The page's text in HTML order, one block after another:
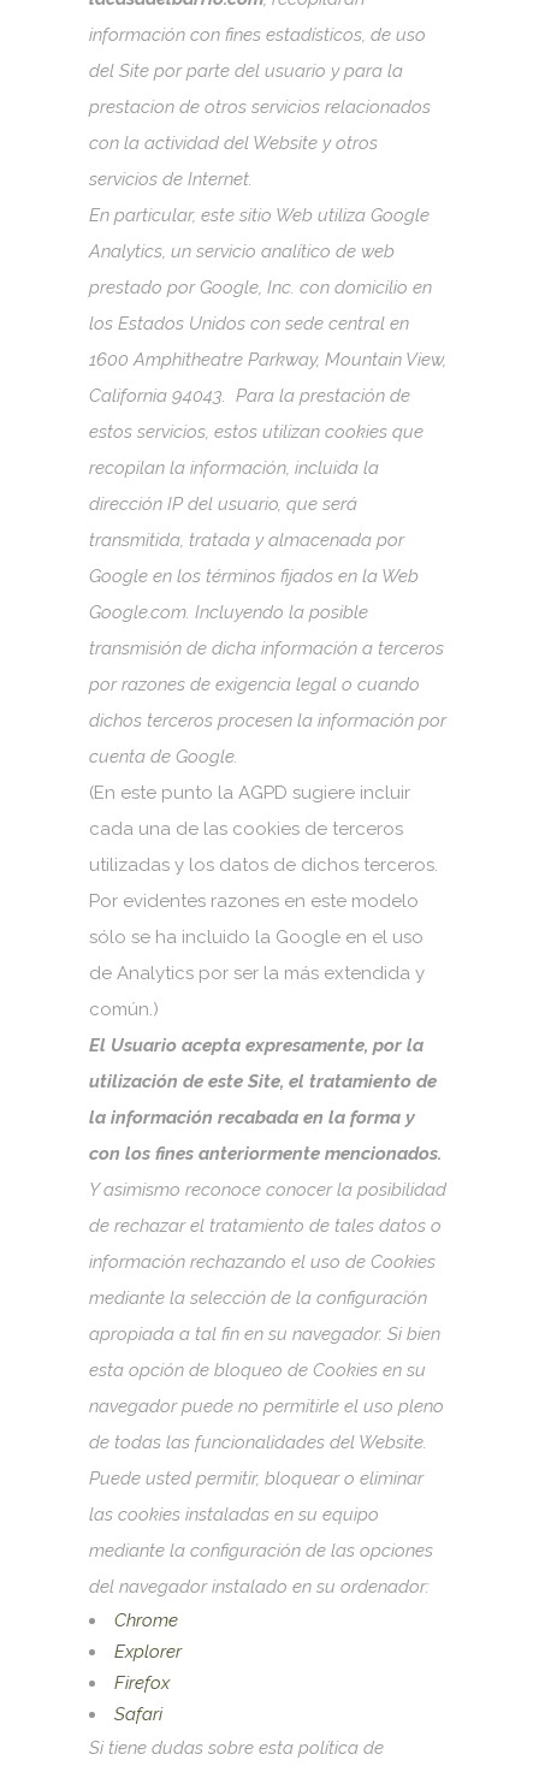
información con fines estadísticos, de uso
del Site por parte del usuario y para la
prestacion de otros servicios relacionados
con la actividad del Website y otros
servicios de Internet.
En particular, este sitio Web utiliza Google
Analytics, un servicio analítico de web
prestado por Google, Inc. con domicilio en
los Estados Unidos con sede central en
1600 Amphitheatre Parkway, Mountain View,
California 94043. Para la prestación de
estos servicios, estos utilizan cookies que
recopilan la información, incluida la
dirección IP del usuario, que será
transmitida, tratada y almacenada por
Google en los términos fijados en la Web
Google.com. Incluyendo la posible
transmisión de dicha información a terceros
por razones de exigencia legal o cuando
dichos terceros procesen la información por
cuenta de Google.
(En este punto la AGPD sugiere incluir
cada una de las cookies de terceros
utilizadas y los datos de dichos terceros.
Por evidentes razones en este modelo
sólo se ha incluido la Google en el uso
de Analytics por ser la más extendida y
común.)
El Usuario acepta expresamente, por la
utilización de este Site, el tratamiento de
la información recabada en la forma y
con los fines anteriormente mencionados.
Y asimismo reconoce conocer la posibilidad
de rechazar el tratamiento de tales datos o
información rechazando el uso de Cookies
mediante la selección de la configuración
apropiada a tal fin en su navegador. Si bien
esta opción de bloqueo de Cookies en su
navegador puede no permitirle el uso pleno
de todas las funcionalidades del Website.
Puede usted permitir, bloquear o eliminar
las cookies instaladas en su equipo
mediante la configuración de las opciones
del navegador instalado en su ordenador:
Chrome
Explorer
Firefox
Safari
Si tiene dudas sobre esta política de